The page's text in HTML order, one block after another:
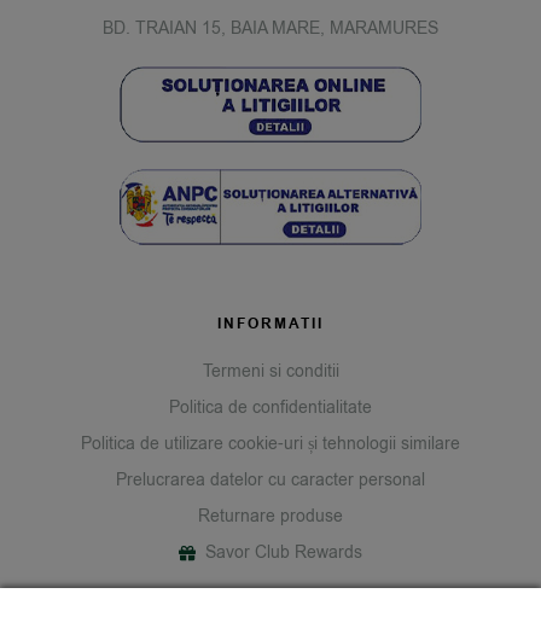
BD. TRAIAN 15, BAIA MARE, MARAMURES
INFORMATII
Termeni si conditii
Politica de confidentialitate
Politica de utilizare cookie-uri și tehnologii similare
Prelucrarea datelor cu caracter personal
Returnare produse
Savor Club Rewards